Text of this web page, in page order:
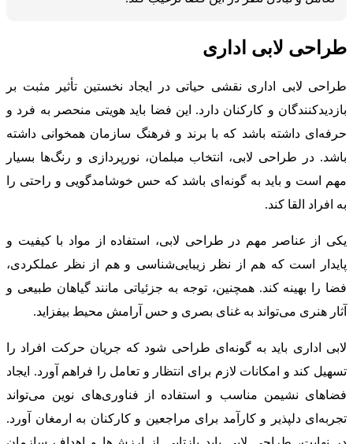
طراحی لابی اداری
طراحی لابی اداری نقشی حیاتی در ایجاد نخستین تأثیر مثبت بر
بازدیدکنندگان و کارکنان دارد. این فضا باید هویتی منحصر به فرد و
حرفه‌ای داشته باشد که با برند و فرهنگ سازمان همخوانی داشته
باشد. در طراحی لابی، انتخاب مبلمان، نورپردازی و رنگ‌ها بسیار
مهم است و باید به گونه‌ای باشد که حس خوشامدگویی و راحتی را
به افراد القا کند.
یکی از عناصر مهم در طراحی لابی، استفاده از مواد با کیفیت و
پایدار است که هم از نظر زیبایی‌شناسی و هم از نظر عملکردی،
فضا را بهینه کند. همچنین، توجه به جزئیاتی مانند گیاهان طبیعی و
آثار هنری می‌تواند به غنای بصری و حس آرامش محیط بیفزاید.
لابی اداری باید به گونه‌ای طراحی شود که جریان حرکت افراد را
تسهیل کند و امکانات لازم برای انتظار و تعامل را فراهم آورد. ایجاد
فضاهای نشیمن مناسب و استفاده از فناوری‌های نوین می‌تواند
تجربه‌ای دلپذیر و کارآمد برای مراجعین و کارکنان به ارمغان آورد.